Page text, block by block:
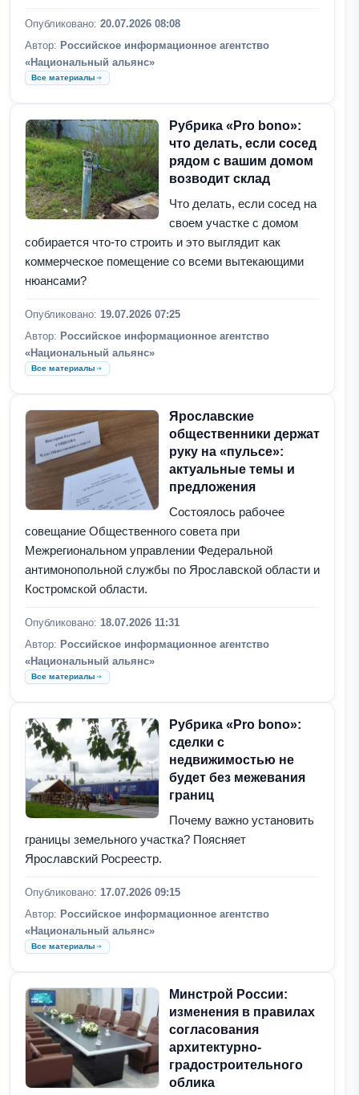
Опубликовано: 20.07.2026 08:08
Автор: Российское информационное агентство
«Национальный альянс»
Все материалы
Рубрика «Pro bono»:
что делать, если сосед
рядом с вашим домом
возводит склад
Что делать, если сосед на
своем участке с домом
собирается что-то строить и это выглядит как
коммерческое помещение со всеми вытекающими
нюансами?
Опубликовано: 19.07.2026 07:25
Автор: Российское информационное агентство
«Национальный альянс»
Все материалы
Ярославские
общественники держат
руку на «пульсе»:
актуальные темы и
предложения
Состоялось рабочее
совещание Общественного совета при
Межрегиональном управлении Федеральной
антимонопольной службы по Ярославской области и
Костромской области.
Опубликовано: 18.07.2026 11:31
Автор: Российское информационное агентство
«Национальный альянс»
Все материалы
Рубрика «Pro bono»:
сделки с
недвижимостью не
будет без межевания
границ
Почему важно установить
границы земельного участка? Поясняет
Ярославский Росреестр.
Опубликовано: 17.07.2026 09:15
Автор: Российское информационное агентство
«Национальный альянс»
Все материалы
Минстрой России:
изменения в правилах
согласования
архитектурно-
градостроительного
облика